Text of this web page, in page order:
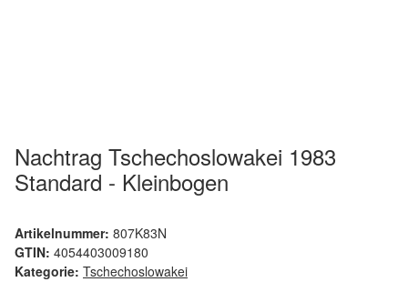
Nachtrag Tschechoslowakei 1983
Standard - Kleinbogen
Artikelnummer: 807K83N
GTIN: 4054403009180
Kategorie: Tschechoslowakei